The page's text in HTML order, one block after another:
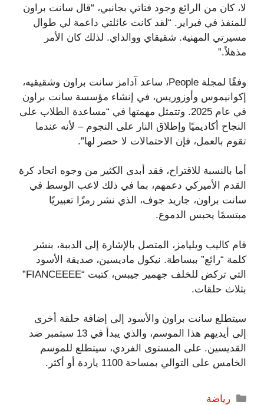
لا، كان من الرائع وجود فتاتي بجانبي، “قال سانت براون
للمنفذ في فبراير. “لقد كانت عائلتي داعمة لي طوال
مسيرتي المهنية. شقيقاي ووالداي. لذلك كان الأمر
مذهلاً.”
وفقًا لمجلة People، ساعد آدامز سانت براون وشقيقيه،
إكوانيموس وأوزوريس، في إنشاء مؤسسة سانت براون
في عام 2025. وتتمثل مهمتها في “مساعدة الطلاب على
النجاح أكاديميًا وإطلاق النار على النجوم – لأنه عندما
تقوم بالعمل، فإن الاحتمالات لا حصر لها”.
أما بالنسبة للاقتراح، فقد أبدى الكثير من وجوه اتحاد كرة
القدم الأميركي دعمهم، بما في ذلك لاعب الوسط في
سانت براون، جاريد جوف، الذي نشر رمزًا تعبيريًا
مبتسمًا يحبس الدموع.
قام كاليب ويليامز، المتصل بالإشارة إلى الدببة، بنشر
كلمة “رائع” ببساطة. نيكول ماديسين، صديقة الأسود
التي تركض للخلف جهمير جيبس، كتبت “FIANCEEEE”
بثلاث حلقات.
سيتطلع سانت براون والأسود إلى إضافة حلقة أخرى
إلى أيديهم هذا الموسم، والذي يبدأ في 13 سبتمبر ضد
القديسين. على المستوى الفردي، سيتطلع للموسم
الخامس على التوالي بمساحة 1100 ياردة أو أكثر.
التصنيفات
رياضة